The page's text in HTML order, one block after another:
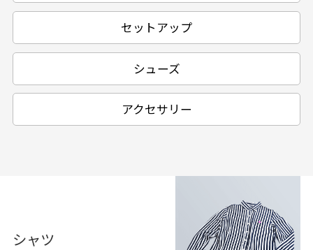
セットアップ
シューズ
アクセサリー
シャツ